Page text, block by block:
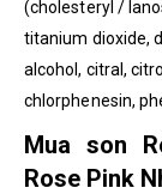
(cholesteryl /
titanium dioxide,
alcohol, citral,
chlorphenesin,
Mua son
Rose Pink